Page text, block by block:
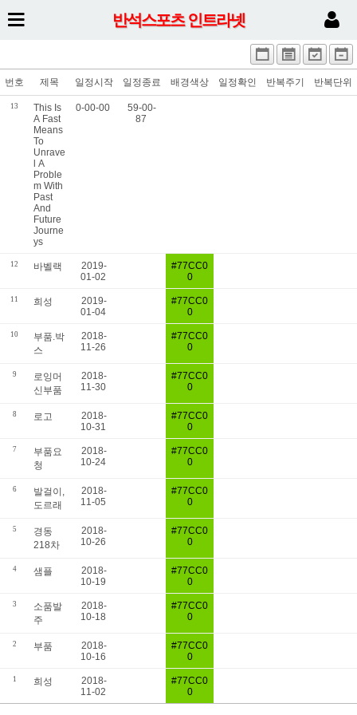
반석스포츠 인트라넷
번호 제목 일정시작 일정종료 배경색상 일정확인 반복주기 반복단위
13
This Is
A Fast
Means
To
Unrave
l A
Proble
m With
Past
And
Future
Journe
ys
0-00-00
59-00-
87
12 바벨랙
2019-
01-02
#77CC0
0
11 희성
2019-
01-04
#77CC0
0
10
부품.박
스
2018-
11-26
#77CC0
0
9
로잉머
신부품
2018-
11-30
#77CC0
0
8 로고
2018-
10-31
#77CC0
0
7
부품요
청
2018-
10-24
#77CC0
0
6
발걸이,
도르래
2018-
11-05
#77CC0
0
5
경동
218차
2018-
10-26
#77CC0
0
4 샘플
2018-
10-19
#77CC0
0
3
소품발
주
2018-
10-18
#77CC0
0
2 부품
2018-
10-16
#77CC0
0
1 희성
2018-
11-02
#77CC0
0